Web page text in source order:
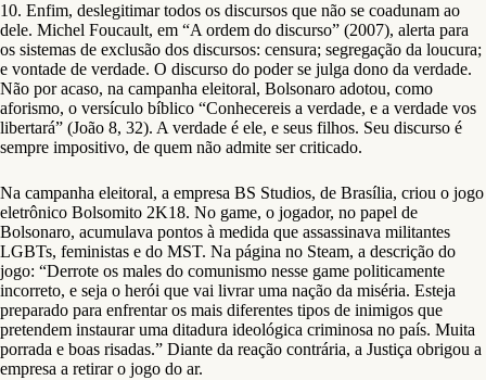
10. Enfim, deslegitimar todos os discursos que não se coadunam ao
dele. Michel Foucault, em “A ordem do discurso” (2007), alerta para
os sistemas de exclusão dos discursos: censura; segregação da loucura;
e vontade de verdade. O discurso do poder se julga dono da verdade.
Não por acaso, na campanha eleitoral, Bolsonaro adotou, como
aforismo, o versículo bíblico “Conhecereis a verdade, e a verdade vos
libertará” (João 8, 32). A verdade é ele, e seus filhos. Seu discurso é
sempre impositivo, de quem não admite ser criticado.
Na campanha eleitoral, a empresa BS Studios, de Brasília, criou o jogo
eletrônico Bolsomito 2K18. No game, o jogador, no papel de
Bolsonaro, acumulava pontos à medida que assassinava militantes
LGBTs, feministas e do MST. Na página no Steam, a descrição do
jogo: “Derrote os males do comunismo nesse game politicamente
incorreto, e seja o herói que vai livrar uma nação da miséria. Esteja
preparado para enfrentar os mais diferentes tipos de inimigos que
pretendem instaurar uma ditadura ideológica criminosa no país. Muita
porrada e boas risadas.” Diante da reação contrária, a Justiça obrigou a
empresa a retirar o jogo do ar.